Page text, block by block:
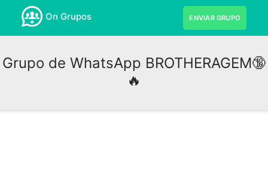
On Grupos ENVIAR GRUPO
Grupo de WhatsApp BROTHERAGEM🔞
🔥